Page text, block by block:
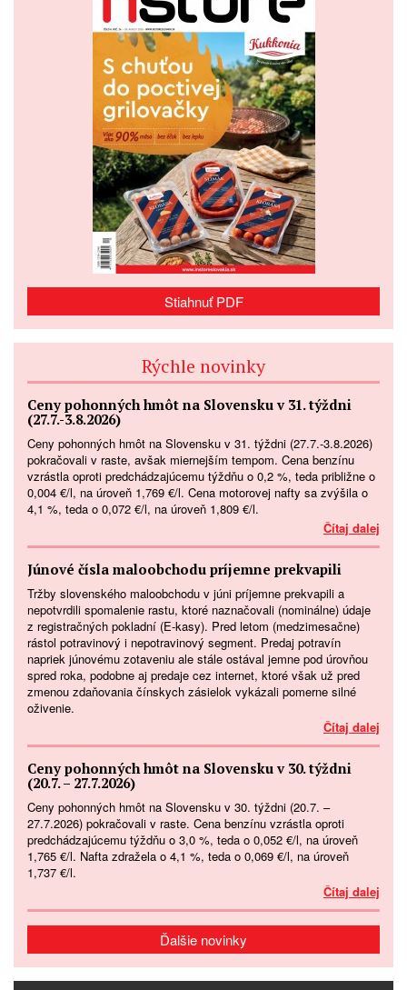
Stiahnuť PDF
Rýchle novinky
Ceny pohonných hmôt na Slovensku v 31. týždni
(27.7.-3.8.2026)
Ceny pohonných hmôt na Slovensku v 31. týždni (27.7.-3.8.2026)
pokračovali v raste, avšak miernejším tempom. Cena benzínu
vzrástla oproti predchádzajúcemu týždňu o 0,2 %, teda približne o
0,004 €/l, na úroveň 1,769 €/l. Cena motorovej nafty sa zvýšila o
4,1 %, teda o 0,072 €/l, na úroveň 1,809 €/l.
Čítaj dalej
Júnové čísla maloobchodu príjemne prekvapili
Tržby slovenského maloobchodu v júni príjemne prekvapili a
nepotvrdili spomalenie rastu, ktoré naznačovali (nominálne) údaje
z registračných pokladní (E-kasy). Pred letom (medzimesačne)
rástol potravinový i nepotravinový segment. Predaj potravín
napriek júnovému zotaveniu ale stále ostával jemne pod úrovňou
spred roka, podobne aj predaje cez internet, ktoré však už pred
zmenou zdaňovania čínskych zásielok vykázali pomerne silné
oživenie.
Čítaj dalej
Ceny pohonných hmôt na Slovensku v 30. týždni
(20.7. – 27.7.2026)
Ceny pohonných hmôt na Slovensku v 30. týždni (20.7. –
27.7.2026) pokračovali v raste. Cena benzínu vzrástla oproti
predchádzajúcemu týždňu o 3,0 %, teda o 0,052 €/l, na úroveň
1,765 €/l. Nafta zdražela o 4,1 %, teda o 0,069 €/l, na úroveň
1,737 €/l.
Čítaj dalej
Ďalšie novinky